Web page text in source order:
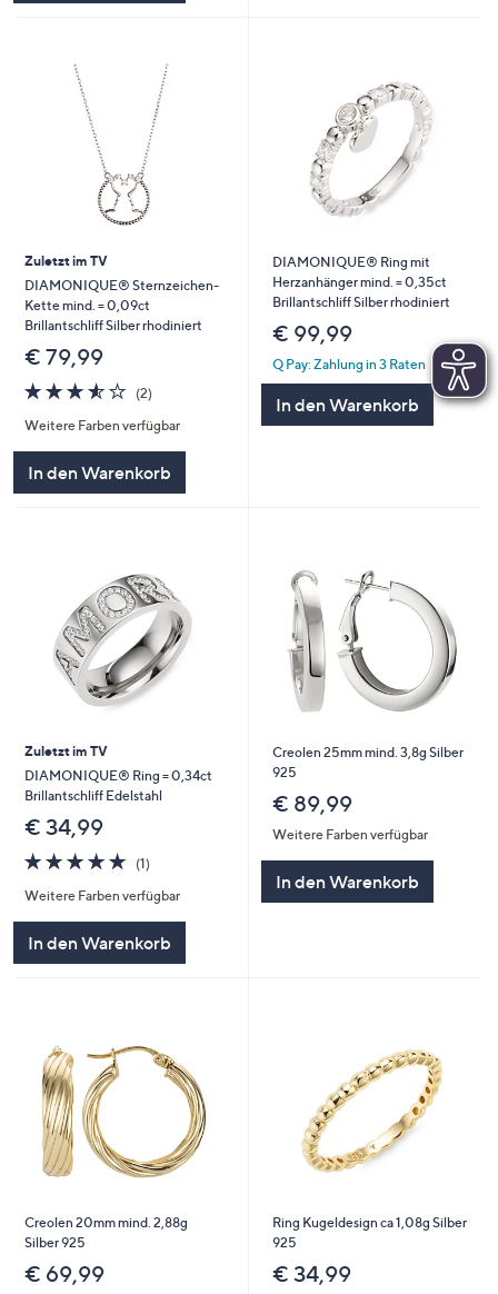
Zuletzt im TV
DIAMONIQUE® Sternzeichen-
Kette mind. = 0,09ct
Brillantschliff Silber rhodiniert
€ 79,99
3.5
von
5
(2)2
Weitere Farben verfügbar
In den Warenkorb
DIAMONIQUE® Ring mit
Herzanhänger mind. = 0,35ct
Brillantschliff Silber rhodiniert
€ 99,99
Q Pay: Zahlung in 3 Raten
In den Warenkorb
Zuletzt im TV
DIAMONIQUE® Ring = 0,34ct
Brillantschliff Edelstahl
€ 34,99
5.0
von
5
(1)1
Weitere Farben verfügbar
In den Warenkorb
Creolen 25mm mind. 3,8g Silber
925
€ 89,99
Weitere Farben verfügbar
In den Warenkorb
Creolen 20mm mind. 2,88g
Silber 925
€ 69,99
Ring Kugeldesign ca 1,08g Silber
925
€ 34,99